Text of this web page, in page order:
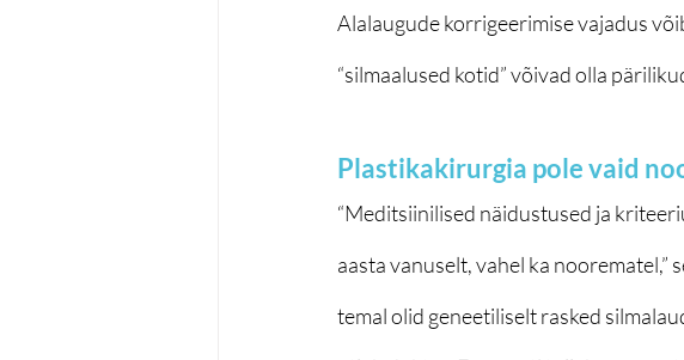
Alalaugude korrigeerimise vajadus
“silmaalused kotid” võivad olla
Plastikakirurgia pole vaid
“Meditsiinilised näidustused ja
aasta vanuselt, vahel ka
temal olid geneetiliselt rasked